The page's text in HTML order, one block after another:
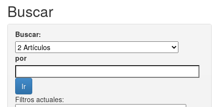
Buscar
Buscar:
por
Filtros actuales: